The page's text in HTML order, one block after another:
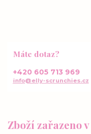
Zboží zařazeno
Máte dotaz?
+420 605 713 969
info@elly-scrunchies.cz